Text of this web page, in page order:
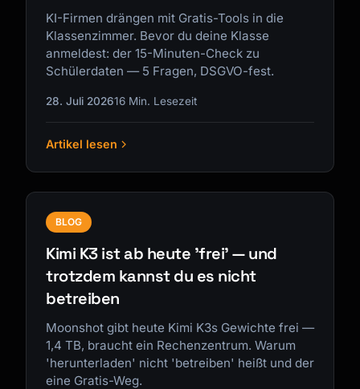
KI-Firmen drängen mit Gratis-Tools in die
Klassenzimmer. Bevor du deine Klasse
anmeldest: der 15-Minuten-Check zu
Schülerdaten — 5 Fragen, DSGVO-fest.
28. Juli 202616 Min. Lesezeit
Artikel lesen
BLOG
Kimi K3 ist ab heute 'frei' — und
trotzdem kannst du es nicht
betreiben
Moonshot gibt heute Kimi K3s Gewichte frei —
1,4 TB, braucht ein Rechenzentrum. Warum
'herunterladen' nicht 'betreiben' heißt und der
eine Gratis-Weg.